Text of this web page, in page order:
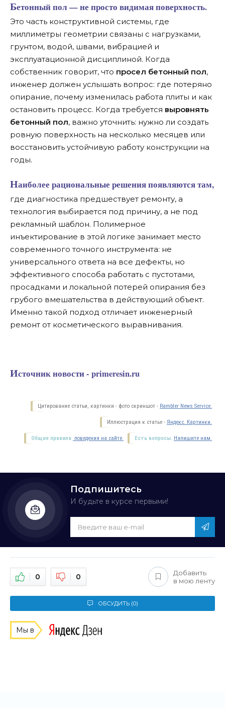
Бетонный пол — не просто видимая поверхность.
Это часть конструктивной системы, где
миллиметры геометрии связаны с нагрузками,
грунтом, водой, швами, вибрацией и
эксплуатационной дисциплиной. Когда
собственник говорит, что просел бетонный пол,
инженер должен услышать вопрос: где потеряно
опирание, почему изменилась работа плиты и как
остановить процесс. Когда требуется выровнять
бетонный пол, важно уточнить: нужно ли создать
ровную поверхность на несколько месяцев или
восстановить устойчивую работу конструкции на
годы.
Наиболее рациональные решения появляются там,
где диагностика предшествует ремонту, а
технология выбирается под причину, а не под
рекламный шаблон. Полимерное
инъектирование в этой логике занимает место
современного точного инструмента: не
универсального ответа на все дефекты, но
эффективного способа работать с пустотами,
просадками и локальной потерей опирания без
грубого вмешательства в действующий объект.
Именно такой подход отличает инженерный
ремонт от косметического выравнивания.
Источник новости - primeresin.ru
Цитирование статьи, картинки - фото скриншот - Rambler News Service.
Иллюстрация к статье - Яндекс. Картинки.
Есть вопросы. Напишите нам.
Общие правила поведения на сайте.
Подпишитесь
И будьте в курсе первыми!
0 0
Добавить
в мою ленту
ОБСУДИТЬ (0)
Мы в